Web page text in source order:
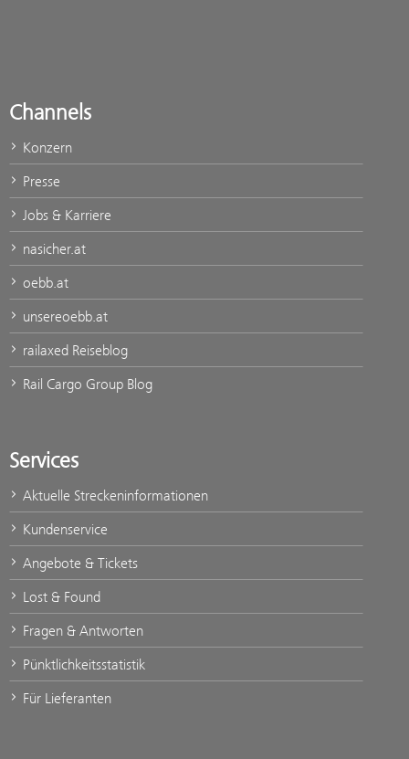
Channels
Konzern
Presse
Jobs & Karriere
nasicher.at
oebb.at
unsereoebb.at
railaxed Reiseblog
Rail Cargo Group Blog
Services
Aktuelle Streckeninformationen
Kundenservice
Angebote & Tickets
Lost & Found
Fragen & Antworten
Pünktlichkeitsstatistik
Für Lieferanten